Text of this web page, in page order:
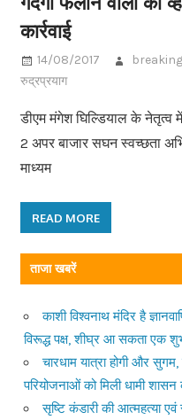
कार्रवाई
14/08/2017
रुद्रप्रयाग
डीएम मंगेश घिल्डियाल के नेतृत्व में
2 अपर बाजार सघन स्वच्छता
माध्यम
READ MORE
ताजा खबरें
काशी विश्वनाथ मंदिर है
विरूद्ध पक्ष, शीघ्र आ सकता एक
चारधाम यात्रा होगी और
परियोजनाओं को मिली धामी शासन
सृष्टि कंडारी की आत्महत्या एवं